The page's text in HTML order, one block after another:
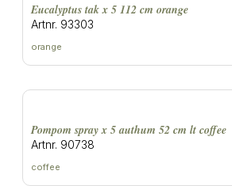
eucalyptus tak x 5 112 cm orange
Artnr. 93303
orange
pompom spray x 5 authum 52 cm lt coffee
Artnr. 90738
coffee